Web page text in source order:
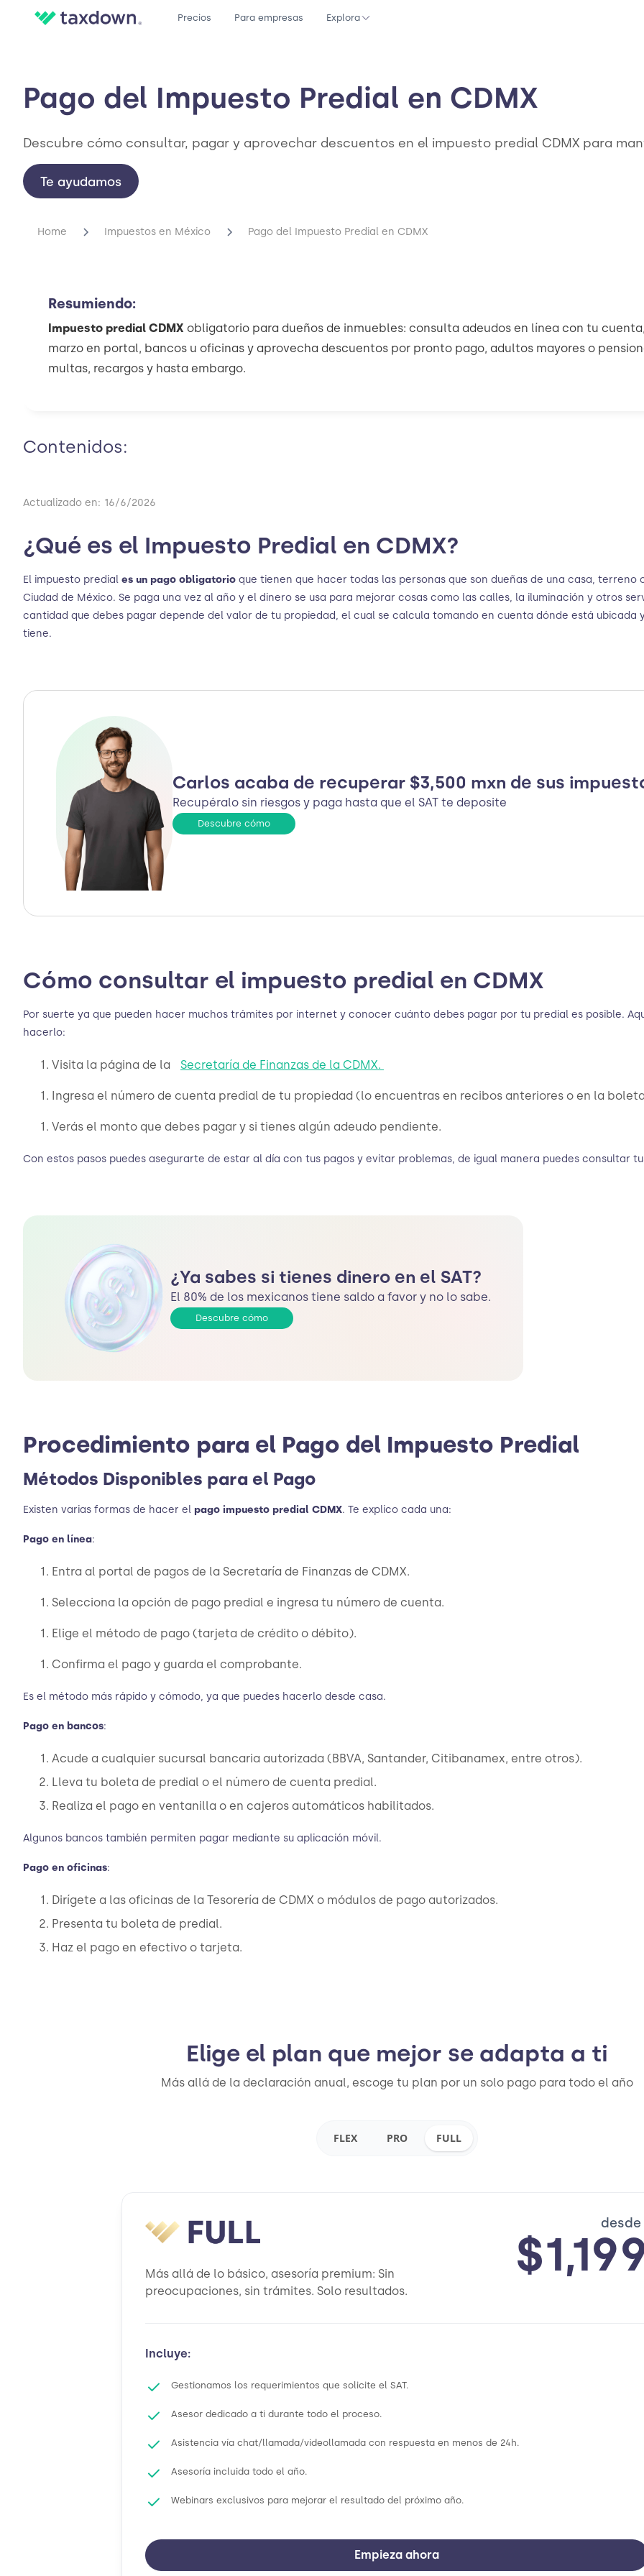
Precios Para empresas Explora
Pago del Impuesto Predial en CDMX
Descubre cómo consultar, pagar y aprovechar descuentos en el impuesto predial CDMX para
Te ayudamos
Home Impuestos en México Pago del Impuesto Predial en CDMX
Resumiendo:
Impuesto predial CDMX obligatorio para dueños de inmuebles: consulta adeudos en línea con tu
marzo en portal, bancos u oficinas y aprovecha descuentos por pronto pago, adultos mayores o
multas, recargos y hasta embargo.
Contenidos:
Actualizado en: 16/6/2026
¿Qué es el Impuesto Predial en CDMX?
El impuesto predial es un pago obligatorio que tienen que hacer todas las personas que son dueñas de una casa, terreno
Ciudad de México. Se paga una vez al año y el dinero se usa para mejorar cosas como las calles, la iluminación y otros
cantidad que debes pagar depende del valor de tu propiedad, el cual se calcula tomando en cuenta dónde está ubicada
tiene.
Carlos acaba de recuperar $3,500 mxn de sus
Recupéralo sin riesgos y paga hasta que el SAT te deposite
Descubre cómo
Cómo consultar el impuesto predial en CDMX
Por suerte ya que pueden hacer muchos trámites por internet y conocer cuánto debes pagar por tu predial es posible.
hacerlo:
Visita la página de la Secretaría de Finanzas de la CDMX.
Ingresa el número de cuenta predial de tu propiedad (lo encuentras en recibos anteriores o en la
Verás el monto que debes pagar y si tienes algún adeudo pendiente.
Con estos pasos puedes asegurarte de estar al día con tus pagos y evitar problemas, de igual manera puedes consultar
¿Ya sabes si tienes dinero en el SAT?
El 80% de los mexicanos tiene saldo a favor y no lo sabe.
Descubre cómo
Procedimiento para el Pago del Impuesto Predial
Métodos Disponibles para el Pago
Existen varias formas de hacer el pago impuesto predial CDMX. Te explico cada una:
Pago en línea:
Entra al portal de pagos de la Secretaría de Finanzas de CDMX.
Selecciona la opción de pago predial e ingresa tu número de cuenta.
Elige el método de pago (tarjeta de crédito o débito).
Confirma el pago y guarda el comprobante.
Es el método más rápido y cómodo, ya que puedes hacerlo desde casa.
Pago en bancos:
Acude a cualquier sucursal bancaria autorizada (BBVA, Santander, Citibanamex, entre otros).
Lleva tu boleta de predial o el número de cuenta predial.
Realiza el pago en ventanilla o en cajeros automáticos habilitados.
Algunos bancos también permiten pagar mediante su aplicación móvil.
Pago en oficinas:
Dirígete a las oficinas de la Tesorería de CDMX o módulos de pago autorizados.
Presenta tu boleta de predial.
Haz el pago en efectivo o tarjeta.
Elige el plan que mejor se adapta a ti
Más allá de la declaración anual, escoge tu plan por un solo pago para todo el año
FLEX PRO FULL
Más allá de lo básico, asesoría premium: Sin
preocupaciones, sin trámites. Solo resultados.
desde
Incluye:
Gestionamos los requerimientos que solicite el SAT.
Asesor dedicado a ti durante todo el proceso.
Asistencia vía chat/llamada/videollamada con respuesta en menos de 24h.
Asesoría incluida todo el año.
Webinars exclusivos para mejorar el resultado del próximo año.
Empieza ahora